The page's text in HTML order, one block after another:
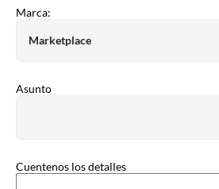
Marca:
Asunto
Cuentenos los detalles